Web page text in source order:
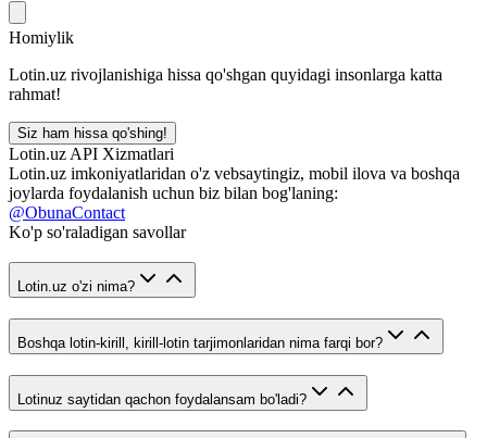
Homiylik
Lotin.uz rivojlanishiga hissa qo'shgan quyidagi insonlarga katta
rahmat!
Siz ham hissa qo'shing!
Lotin.uz API Xizmatlari
Lotin.uz imkoniyatlaridan o'z vebsaytingiz, mobil ilova va boshqa
joylarda foydalanish uchun biz bilan bog'laning:
@ObunaContact
Ko'p so'raladigan savollar
Lotin.uz o'zi nima?
Boshqa lotin-kirill, kirill-lotin tarjimonlaridan nima farqi bor?
Lotinuz saytidan qachon foydalansam bo'ladi?